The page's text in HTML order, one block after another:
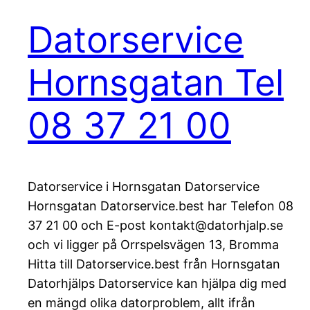
Datorservice
Hornsgatan Tel
08 37 21 00
Datorservice i Hornsgatan Datorservice
Hornsgatan Datorservice.best har Telefon 08
37 21 00 och E-post kontakt@datorhjalp.se
och vi ligger på Orrspelsvägen 13, Bromma
Hitta till Datorservice.best från Hornsgatan
Datorhjälps Datorservice kan hjälpa dig med
en mängd olika datorproblem, allt ifrån